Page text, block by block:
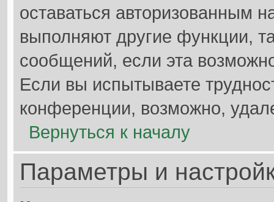
оставаться авторизованным
выполняют другие функции,
сообщений, если эта
Если вы испытываете
конференции, возможно,
Вернуться к началу
Параметры и